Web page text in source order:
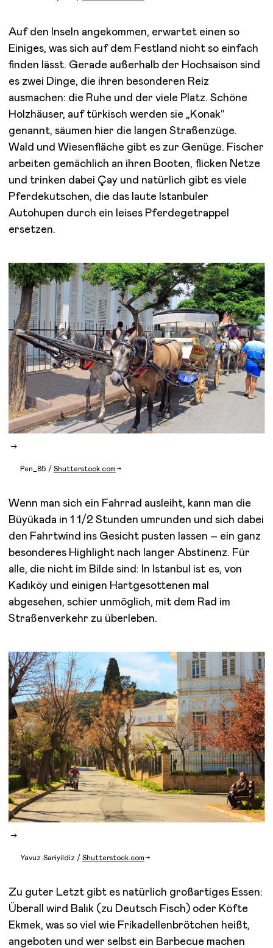
Auf den Inseln angekommen, erwartet einen so
Einiges, was sich auf dem Festland nicht so einfach
finden lässt. Gerade außerhalb der Hochsaison sind
es zwei Dinge, die ihren besonderen Reiz
ausmachen: die Ruhe und der viele Platz. Schöne
Holzhäuser, auf türkisch werden sie „Konak“
genannt, säumen hier die langen Straßenzüge.
Wald und Wiesenfläche gibt es zur Genüge. Fischer
arbeiten gemächlich an ihren Booten, flicken Netze
und trinken dabei Çay und natürlich gibt es viele
Pferdekutschen, die das laute Istanbuler
Autohupen durch ein leises Pferdegetrappel
ersetzen.
Pen_85 / Shutterstock.com
Wenn man sich ein Fahrrad ausleiht, kann man die
Büyükada in 1 1/2 Stunden umrunden und sich dabei
den Fahrtwind ins Gesicht pusten lassen – ein ganz
besonderes Highlight nach langer Abstinenz. Für
alle, die nicht im Bilde sind: In Istanbul ist es, von
Kadıköy und einigen Hartgesottenen mal
abgesehen, schier unmöglich, mit dem Rad im
Straßenverkehr zu überleben.
Yavuz Sariyildiz / Shutterstock.com
Zu guter Letzt gibt es natürlich großartiges Essen:
Überall wird Balık (zu Deutsch Fisch) oder Köfte
Ekmek, was so viel wie Frikadellenbrötchen heißt,
angeboten und wer selbst ein Barbecue machen